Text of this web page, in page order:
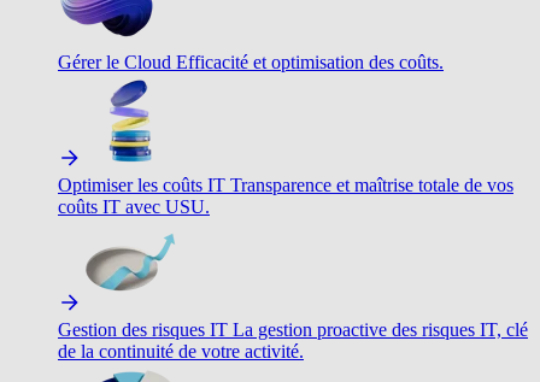
Gérer le Cloud Efficacité et optimisation des coûts.
Optimiser les coûts IT Transparence et maîtrise totale de vos
coûts IT avec USU.
Gestion des risques IT La gestion proactive des risques IT, clé
de la continuité de votre activité.